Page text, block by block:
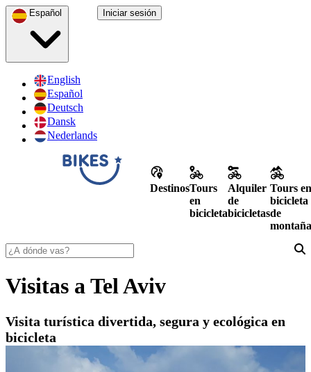
English
Español
Deutsch
Dansk
Nederlands
Iniciar sesión
DestinosTours
en
bicicleta
Alquiler
de
bicicletas
Tours en
bicicleta
de
montaña
Visitas a Tel Aviv
Visita turística divertida, segura y ecológica en
bicicleta